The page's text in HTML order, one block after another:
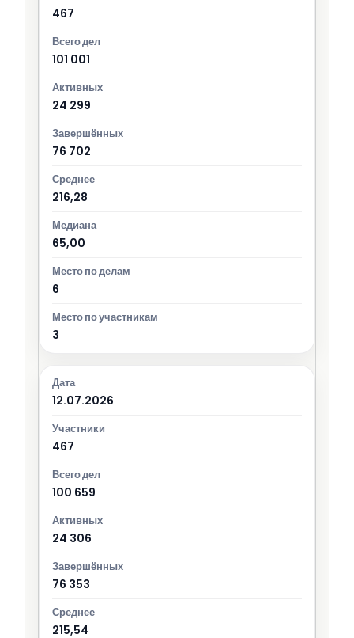
467
101 001
24 299
76 702
216,28
65,00
6
3
12.07.2026
467
100 659
24 306
76 353
215,54